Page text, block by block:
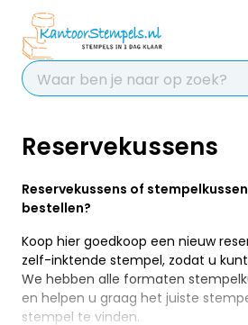
Chatbot
Chat 24/7 met
voor hulp
Contact
Reservekussens
Reservekussens of
bestellen?
Koop hier goedkoop een nieuw
zelf-inktende stempel, zodat u
We hebben alle formaten
en helpen u graag het juiste
stempel te vinden.